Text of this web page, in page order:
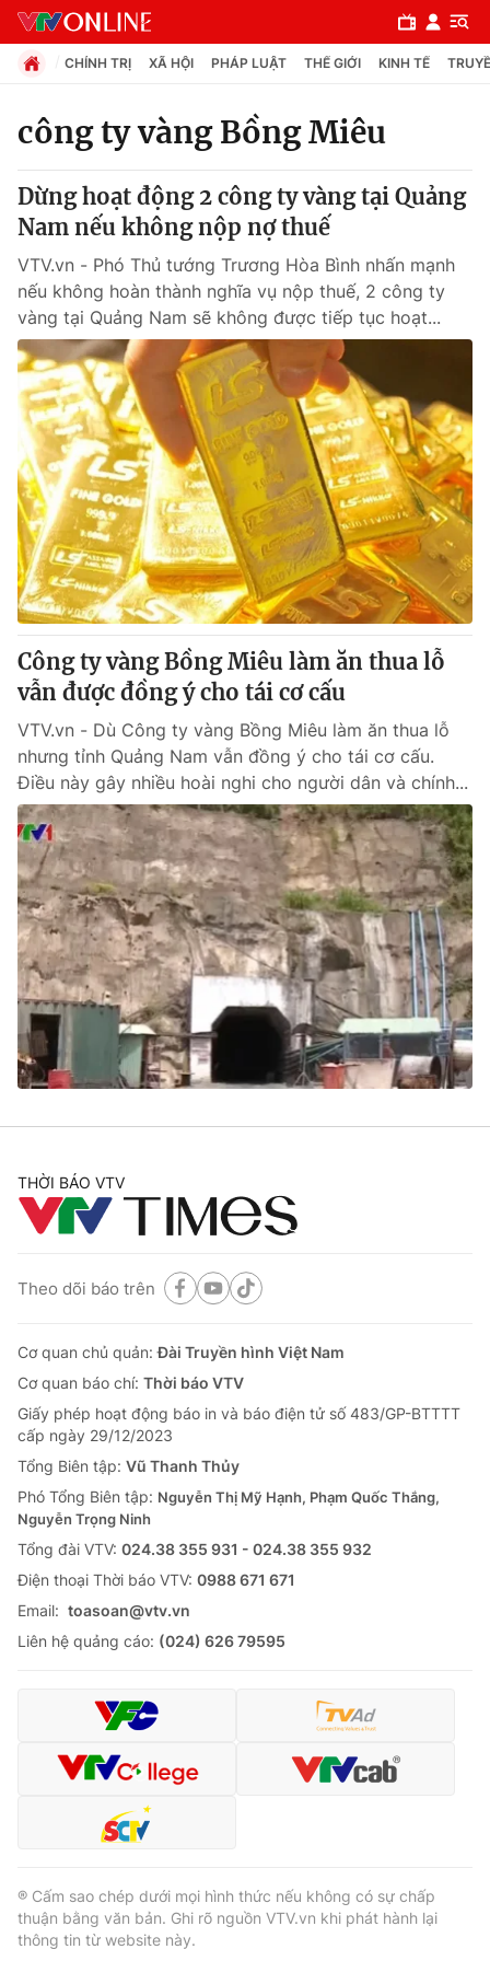
Chuyên mục
Chính trị
Xã hội
Pháp luật
Y tế
Thế giới
Tin tức
Thế giới đó đây
Câu chuyện quốc tế
Kinh tế
Tài chính
Thị trường
Góc doanh nghiệp
Dữ liệu và đời sống
Truyền hình
Phim VTV
Hậu trường
Nhân vật
Khán giả
Giải sao mai
Giải trí
Điện ảnh
Âm nhạc
Sao
Đời sống
Du lịch
Làm đẹp
Chất lượng cuộc sống
Giáo dục
Tuyển sinh
Học trực tuyến
Công nghệ
Hitech Công nghệ tương lai
Sản phẩm
Thị trường
Tư vấn
Giao lưu trực tuyến
Lịch phát sóng
Chuyên mục khác
Photo Infographic
Video Shorts video
VTV Money VTV Thể thao
VTV Sức khoẻ Bất động sản
Thị trường 24h
VTV4 Vươn mình bằng AI
VTV9
Theo dõi báo trên
CHÍNH TRỊ XÃ HỘI PHÁP LUẬT THẾ GIỚI KINH TẾ
công ty vàng Bồng Miêu
Dừng hoạt động 2 công ty vàng tại Quảng
Nam nếu không nộp nợ thuế
VTV.vn - Phó Thủ tướng Trương Hòa Bình nhấn mạnh
nếu không hoàn thành nghĩa vụ nộp thuế, 2 công ty
vàng tại Quảng Nam sẽ không được tiếp tục hoạt...
Công ty vàng Bồng Miêu làm ăn thua lỗ
vẫn được đồng ý cho tái cơ cấu
VTV.vn - Dù Công ty vàng Bồng Miêu làm ăn thua lỗ
nhưng tỉnh Quảng Nam vẫn đồng ý cho tái cơ cấu.
Điều này gây nhiều hoài nghi cho người dân và chính...
THỜI BÁO VTV
Theo dõi báo trên
Cơ quan chủ quản:Đài Truyền hình Việt Nam
Cơ quan báo chí: Thời báo VTV
Giấy phép hoạt động báo in và báo điện tử số 483/GP-BTTTT
cấp ngày 29/12/2023
Tổng Biên tập: Vũ Thanh Thủy
Phó Tổng Biên tập: Nguyễn Thị Mỹ Hạnh, Phạm Quốc Thắng,
Nguyễn Trọng Ninh
Tổng đài VTV: 024.38 355 931 - 024.38 355 932
Ðiện thoại Thời báo VTV: 0988 671 671
Email: toasoan@vtv.vn
Liên hệ quảng cáo: (024) 626 79595
® Cấm sao chép dưới mọi hình thức nếu không có sự chấp
thuận bằng văn bản. Ghi rõ nguồn VTV.vn khi phát hành lại
thông tin từ website này.